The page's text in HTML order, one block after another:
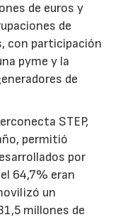
de euros y
de
con participación
pyme y la
de
STEP,
permitió
por
64,7% eran
un
millones de